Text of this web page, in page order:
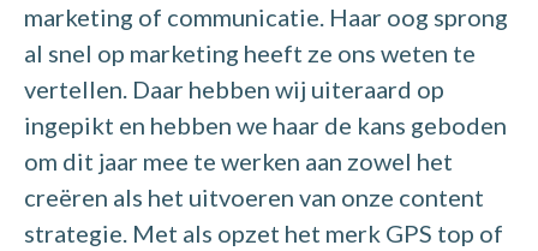
marketing of communicatie. Haar oog sprong
al snel op marketing heeft ze ons weten te
vertellen. Daar hebben wij uiteraard op
ingepikt en hebben we haar de kans geboden
om dit jaar mee te werken aan zowel het
creëren als het uitvoeren van onze content
strategie. Met als opzet het merk GPS top of